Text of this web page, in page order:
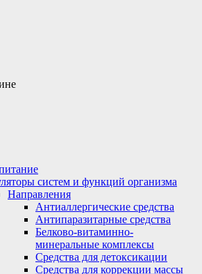
систем и функций организма
Направления
Антиаллергические средства
Антипаразитарные средства
Белково-витаминно-
минеральные комплексы
Средства для детоксикации
Средства для коррекции массы